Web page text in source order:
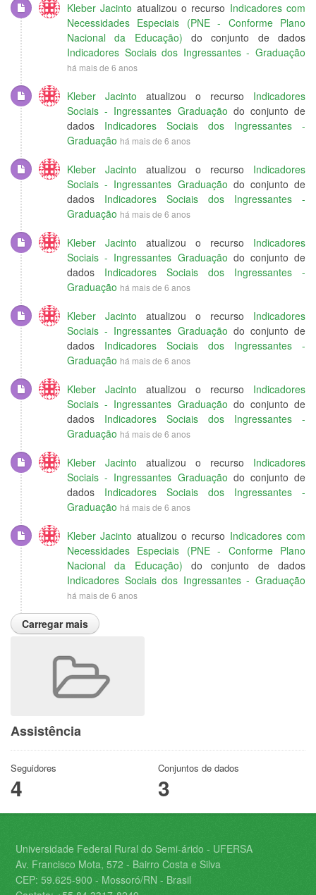
Kleber Jacinto atualizou o recurso Indicadores com
Necessidades Especiais (PNE - Conforme Plano
Nacional da Educação) do conjunto de dados
Indicadores Sociais dos Ingressantes - Graduação
há mais de 6 anos
Kleber Jacinto atualizou o recurso Indicadores
Sociais - Ingressantes Graduação do conjunto de
dados Indicadores Sociais dos Ingressantes -
Graduação há mais de 6 anos
Kleber Jacinto atualizou o recurso Indicadores
Sociais - Ingressantes Graduação do conjunto de
dados Indicadores Sociais dos Ingressantes -
Graduação há mais de 6 anos
Kleber Jacinto atualizou o recurso Indicadores
Sociais - Ingressantes Graduação do conjunto de
dados Indicadores Sociais dos Ingressantes -
Graduação há mais de 6 anos
Kleber Jacinto atualizou o recurso Indicadores
Sociais - Ingressantes Graduação do conjunto de
dados Indicadores Sociais dos Ingressantes -
Graduação há mais de 6 anos
Kleber Jacinto atualizou o recurso Indicadores
Sociais - Ingressantes Graduação do conjunto de
dados Indicadores Sociais dos Ingressantes -
Graduação há mais de 6 anos
Kleber Jacinto atualizou o recurso Indicadores
Sociais - Ingressantes Graduação do conjunto de
dados Indicadores Sociais dos Ingressantes -
Graduação há mais de 6 anos
Kleber Jacinto atualizou o recurso Indicadores com
Necessidades Especiais (PNE - Conforme Plano
Nacional da Educação) do conjunto de dados
Indicadores Sociais dos Ingressantes - Graduação
há mais de 6 anos
Carregar mais
Assistência
Seguidores
4
Conjuntos de dados
3
Universidade Federal Rural do Semi-árido - UFERSA
Av. Francisco Mota, 572 - Bairro Costa e Silva
CEP: 59.625-900 - Mossoró/RN - Brasil